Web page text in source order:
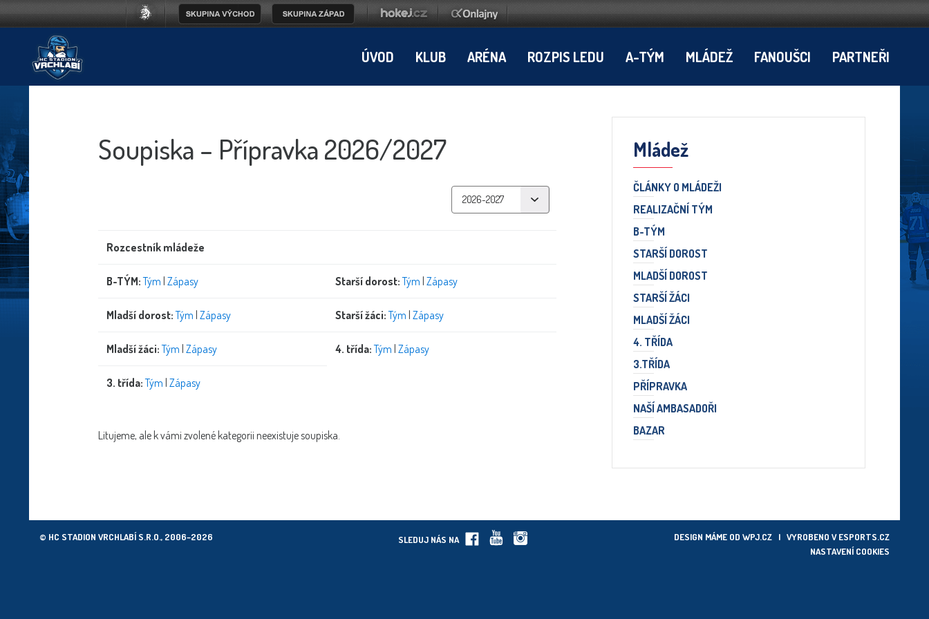
ÚVOD KLUB ARÉNA ROZPIS LEDU A-TÝM MLÁDEŽ FANOUŠCI PARTNEŘI
Soupiska – Přípravka 2026/2027
Rozcestník mládeže
B-TÝM: Tým | Zápasy Starší dorost: Tým | Zápasy
Mladší dorost: Tým | Zápasy Starší žáci: Tým | Zápasy
Mladší žáci: Tým | Zápasy 4. třída: Tým | Zápasy
3. třída: Tým | Zápasy
Litujeme, ale k vámi zvolené kategorii neexistuje soupiska.
Mládež
ČLÁNKY O MLÁDEŽI
REALIZAČNÍ TÝM
B-TÝM
STARŠÍ DOROST
MLADŠÍ DOROST
STARŠÍ ŽÁCI
MLADŠÍ ŽÁCI
4. TŘÍDA
3.TŘÍDA
PŘÍPRAVKA
NAŠÍ AMBASADOŘI
BAZAR
© HC STADION VRCHLABÍ S.R.O., 2006–2026 SLEDUJ NÁS NA DESIGN MÁME OD WPJ.CZ | VYROBENO VESPORTS.CZ
NASTAVENÍ COOKIES